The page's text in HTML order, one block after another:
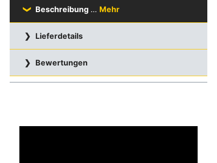
Beschreibung … Mehr
Lieferdetails
Bewertungen